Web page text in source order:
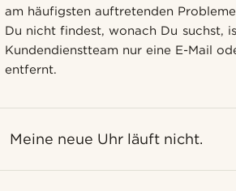
am häufigsten auftretenden
Du nicht findest, wonach Du suchst,
Kundendienstteam nur eine E-Mail
entfernt.
Meine neue Uhr läuft nicht.